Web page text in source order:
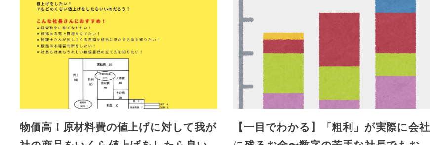
物価高！原材料費の値上げに対して我が
【一目でわかる】「粗利」が実際に会社